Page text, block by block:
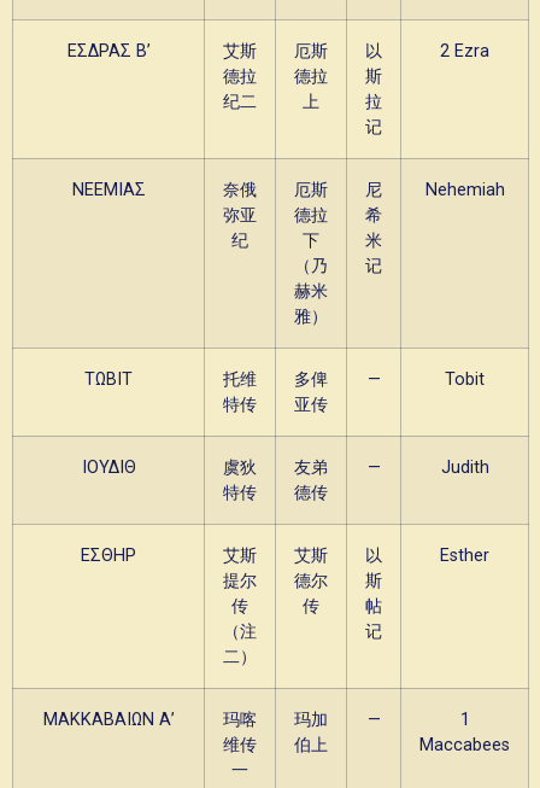
ΕΣΔΡΑΣ Β’
艾斯
德拉
纪二
厄斯
德拉
上
以
斯
拉
记
2 Ezra
ΝΕΕΜΙΑΣ
奈俄
弥亚
纪
厄斯
德拉
下
（乃
赫米
雅）
尼
希
米
记
Nehemiah
ΤΩΒΙΤ
托维
特传
多俾
亚传
— Tobit
ΙΟΥΔΙΘ
虞狄
特传
友弟
德传
— Judith
ΕΣΘΗΡ
艾斯
提尔
传
（注
二）
艾斯
德尔
传
以
斯
帖
记
Esther
ΜΑΚΚΑΒΑΙΩΝ Α’
玛喀
维传
一
玛加
伯上
—
1
Maccabees